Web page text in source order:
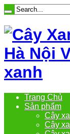
Hà Nội
xanh
Trang Chủ
Sản phẩm
Cây
Cây